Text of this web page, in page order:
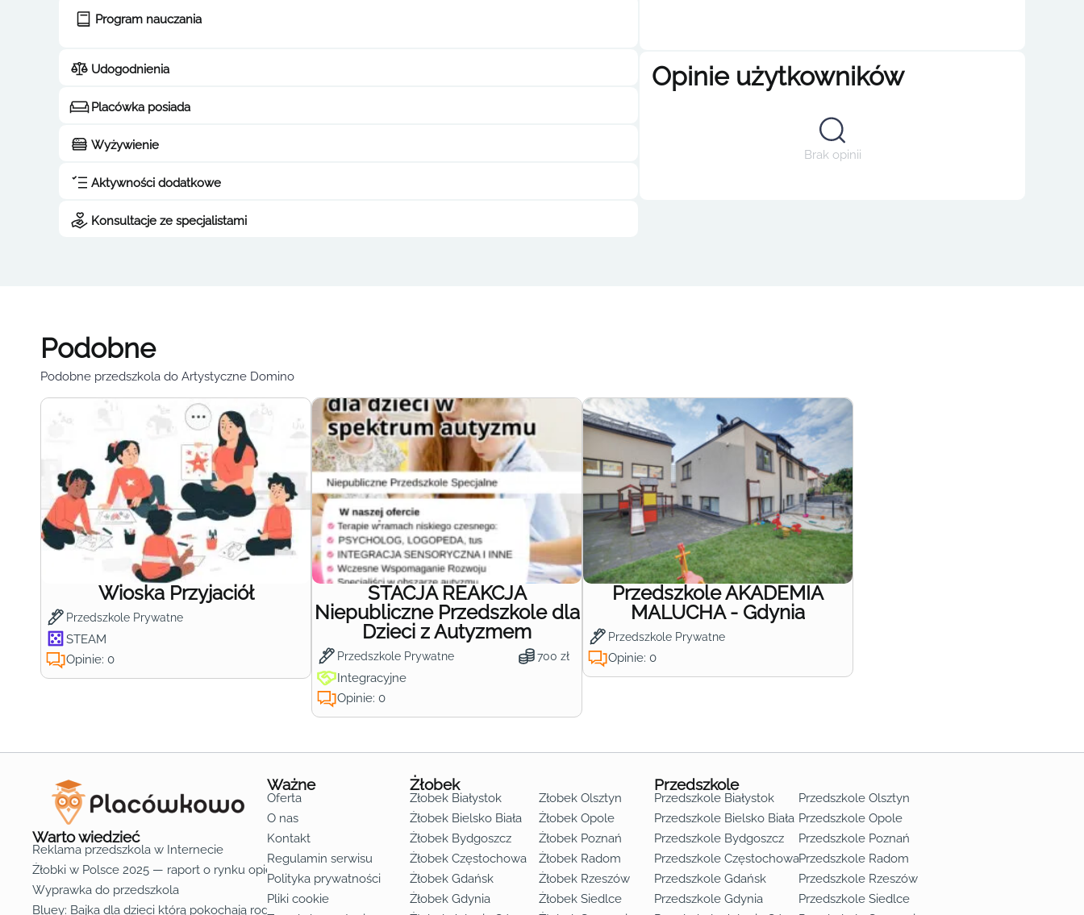
Program nauczania
Udogodnienia
Placówka posiada
Wyżywienie
Aktywności dodatkowe
Konsultacje ze specjalistami
Opinie użytkowników
Brak opinii
Podobne
Podobne przedszkola do Artystyczne Domino
Wioska Przyjaciół
Przedszkole Prywatne
STEAM
Opinie: 0
STACJA REAKCJA
Niepubliczne Przedszkole dla
Dzieci z Autyzmem
Przedszkole Prywatne 700 zł
Integracyjne
Opinie: 0
Przedszkole AKADEMIA
MALUCHA - Gdynia
Przedszkole Prywatne
Opinie: 0
Warto wiedzieć
Reklama przedszkola w Internecie
Żłobki w Polsce 2025 — raport o rynku opieki nad dziećmi do lat 3
Wyprawka do przedszkola
Bluey: Bajka dla dzieci którą pokochają rodzice
Ważne
Oferta
O nas
Kontakt
Regulamin serwisu
Polityka prywatności
Pliki cookie
Żłobek
Żłobek Białystok
Żłobek Bielsko Biała
Żłobek Bydgoszcz
Żłobek Częstochowa
Żłobek Gdańsk
Żłobek Gdynia
Żłobek Olsztyn
Żłobek Opole
Żłobek Poznań
Żłobek Radom
Żłobek Rzeszów
Żłobek Siedlce
Przedszkole
Przedszkole Białystok
Przedszkole Bielsko Biała
Przedszkole Bydgoszcz
Przedszkole Częstochowa
Przedszkole Gdańsk
Przedszkole Gdynia
Przedszkole Olsztyn
Przedszkole Opole
Przedszkole Poznań
Przedszkole Radom
Przedszkole Rzeszów
Przedszkole Siedlce